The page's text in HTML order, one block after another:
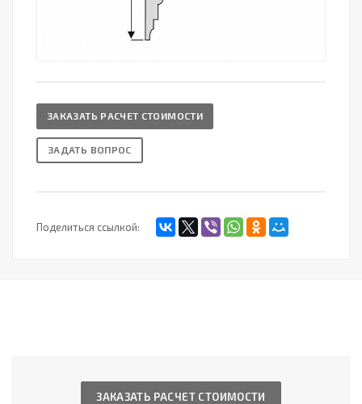
ЗАКАЗАТЬ РАСЧЕТ СТОИМОСТИ
ЗАДАТЬ ВОПРОС
Поделиться ссылкой:
ЗАКАЗАТЬ РАСЧЕТ СТОИМОСТИ